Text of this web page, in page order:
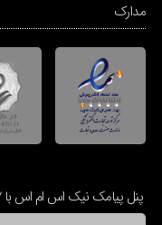
مدارک
پنل پیامک نیک اس ام اس با 17 سال تجربه